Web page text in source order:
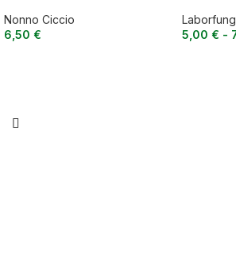
Nonno Ciccio
6,50 €
5,00 € -